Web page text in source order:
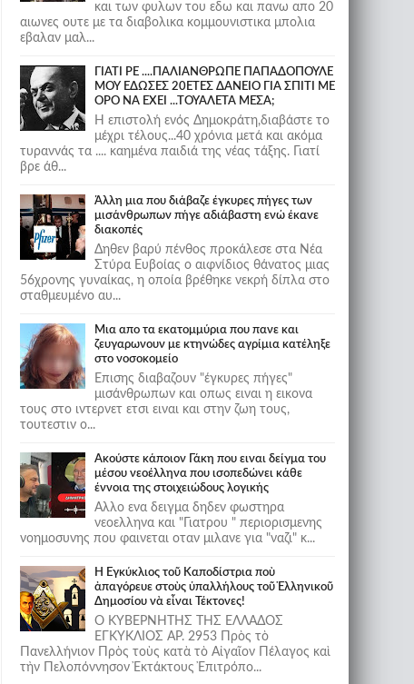
και των φυλων του εδω και πανω απο 20
αιωνες ουτε με τα διαβολικα κομμουνιστικα μπολια
εβαλαν μαλ...
ΓΙΑΤΙ ΡΕ ....ΠΑΛΙΑΝΘΡΩΠΕ ΠΑΠΑΔΟΠΟΥΛΕ
ΜΟΥ ΕΔΩΣΕΣ 20ΕΤΕΣ ΔΑΝΕΙΟ ΓΙΑ ΣΠΙΤΙ ΜΕ
ΟΡΟ ΝΑ ΕΧΕΙ ...ΤΟΥΑΛΕΤΑ ΜΕΣΑ;
Η επιστολή ενός Δημοκράτη,διαβάστε το
μέχρι τέλους...40 χρόνια μετά και ακόμα
τυραννάς τα .... καημένα παιδιά της νέας τάξης. Γιατί
βρε άθ...
Άλλη μια που διάβαζε έγκυρες πήγες των
μισάνθρωπων πήγε αδιάβαστη ενώ έκανε
διακοπές
Δηθεν βαρύ πένθος προκάλεσε στα Νέα
Στύρα Ευβοίας ο αιφνίδιος θάνατος μιας
56χρονης γυναίκας, η οποία βρέθηκε νεκρή δίπλα στο
σταθμευμένο αυ...
Μια απο τα εκατομμύρια που πανε και
ζευγαρωνουν με κτηνώδες αγρίμια κατέληξε
στο νοσοκομείο
Επισης διαβαζουν "έγκυρες πήγες"
μισάνθρωπων και οπως ειναι η εικονα
τους στο ιντερνετ ετσι ειναι και στην ζωη τους,
τουτεστιν ο...
Ακούστε κάποιον Γάκη που ειναι δείγμα του
μέσου νεοέλληνα που ισοπεδώνει κάθε
έννοια της στοιχειώδους λογικής
Αλλο ενα δειγμα δηδεν φωστηρα
νεοελληνα και "Γιατρου " περιορισμενης
νοημοσυνης που φαινεται οταν μιλανε για "ναζι" κ...
Ἡ Ἐγκύκλιος τοῦ Καποδίστρια ποὺ
ἀπαγόρευε στοὺς ὑπαλλήλους τοῦ Ἑλληνικοῦ
Δημοσίου νὰ εἶναι Τέκτονες!
Ο ΚΥΒΕΡΝΗΤΗΣ ΤΗΣ ΕΛΛΑΔΟΣ
ΕΓΚΥΚΛΙΟΣ ΑΡ. 2953 Πρὸς τὸ
Πανελλήνιον Πρὸς τοὺς κατὰ τὸ Αἰγαῖον Πέλαγος καὶ
τὴν Πελοπόννησον Ἐκτάκτους Ἐπιτρόπο...